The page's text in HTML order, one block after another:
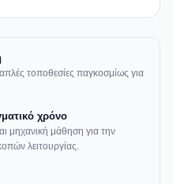
τοποθεσίες παγκοσμίως για
χρόνο
μηχανική μάθηση για την
λειτουργίας.